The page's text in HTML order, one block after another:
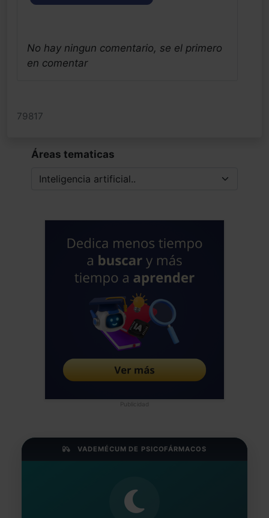
No hay ningun comentario, se el primero
en comentar
79817
Áreas tematicas
Publicidad
VADEMÉCUM DE PSICOFÁRMACOS